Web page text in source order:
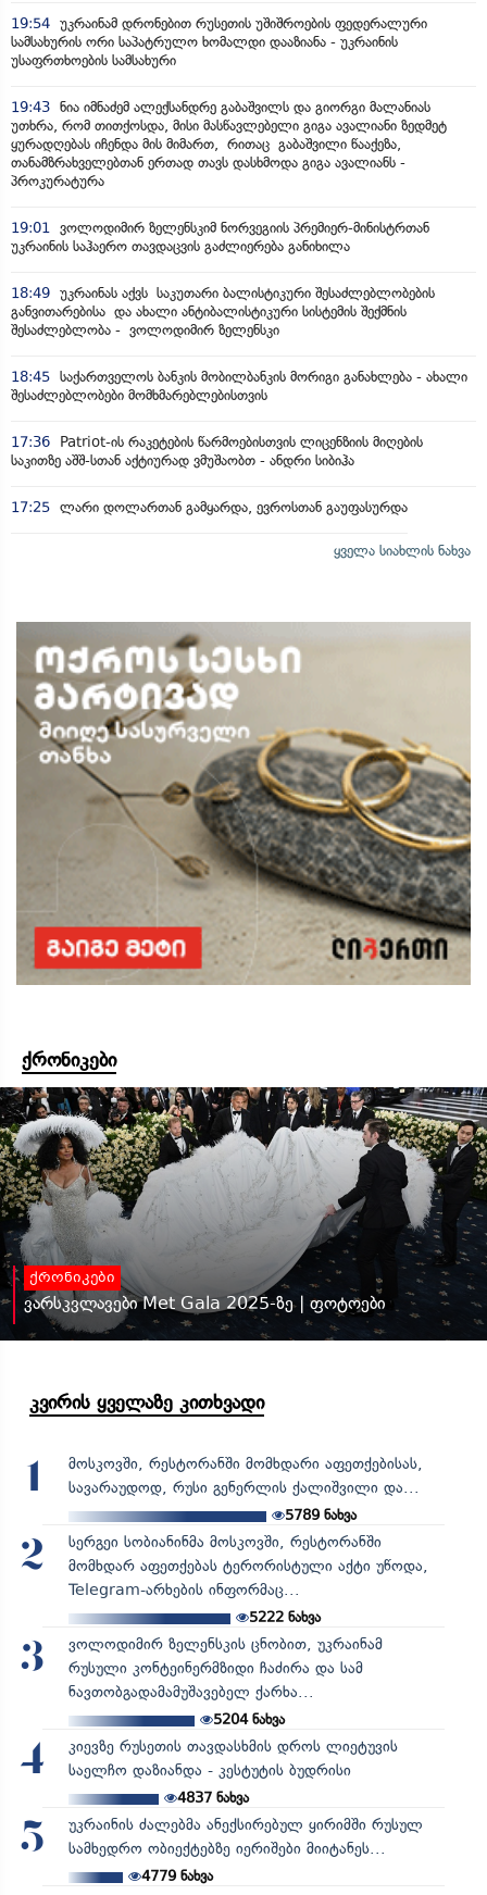
19:54 უკრაინამ დრონებით რუსეთის უშიშროების ფედერალური
სამსახურის ორი საპატრულო ხომალდი დააზიანა - უკრაინის
უსაფრთხოების სამსახური
19:43 ნია იმნაძემ ალექსანდრე გაბაშვილს და გიორგი მალანიას
უთხრა, რომ თითქოსდა, მისი მასწავლებელი გიგა ავალიანი ზედმეტ
ყურადღებას იჩენდა მის მიმართ, რითაც გაბაშვილი წააქეზა,
თანამზრახველებთან ერთად თავს დასხმოდა გიგა ავალიანს -
პროკურატურა
19:01
ვოლოდიმირ ზელენსკიმ ნორვეგიის პრემიერ-მინისტრთან
უკრაინის საჰაერო თავდაცვის გაძლიერება განიხილა
18:49 უკრაინას აქვს საკუთარი ბალისტიკური შესაძლებლობების
განვითარებისა და ახალი ანტიბალისტიკური სისტემის შექმნის
შესაძლებლობა - ვოლოდიმირ ზელენსკი
18:45 საქართველოს ბანკის მობილბანკის მორიგი განახლება - ახალი
შესაძლებლობები მომხმარებლებისთვის
17:36
Patriot-ის რაკეტების წარმოებისთვის ლიცენზიის მიღების
საკითზე აშშ-სთან აქტიურად ვმუშაობთ - ანდრი სიბიჰა
17:25 ლარი დოლართან გამყარდა, ევროსთან გაუფასურდა
ყველა სიახლის ნახვა
ქრონიკები
ქრონიკები
ვარსკვლავები Met Gala 2025-ზე | ფოტოები
კვირის ყველაზე კითხვადი
1
მოსკოვში, რესტორანში მომხდარი აფეთქებისას,
სავარაუდოდ, რუსი გენერლის ქალიშვილი და...
5789 ნახვა
2
სერგეი სობიანინმა მოსკოვში, რესტორანში
მომხდარ აფეთქებას ტერორისტული აქტი უწოდა,
Telegram-არხების ინფორმაც...
5222ნახვა
3
ვოლოდიმირ ზელენსკის ცნობით, უკრაინამ
რუსული კონტეინერმზიდი ჩაძირა და სამ
ნავთობგადამამუშავებელ ქარხა...
5204ნახვა
4
კიევზე რუსეთის თავდასხმის დროს ლიეტუვის
საელჩო დაზიანდა - კესტუტის ბუდრისი
4837ნახვა
5
უკრაინის ძალებმა ანექსირებულ ყირიმში რუსულ
სამხედრო ობიექტებზე იერიშები მიიტანეს...
4779ნახვა